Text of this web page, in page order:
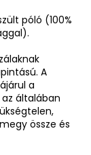
póló (100%
A
a
általában
össze és